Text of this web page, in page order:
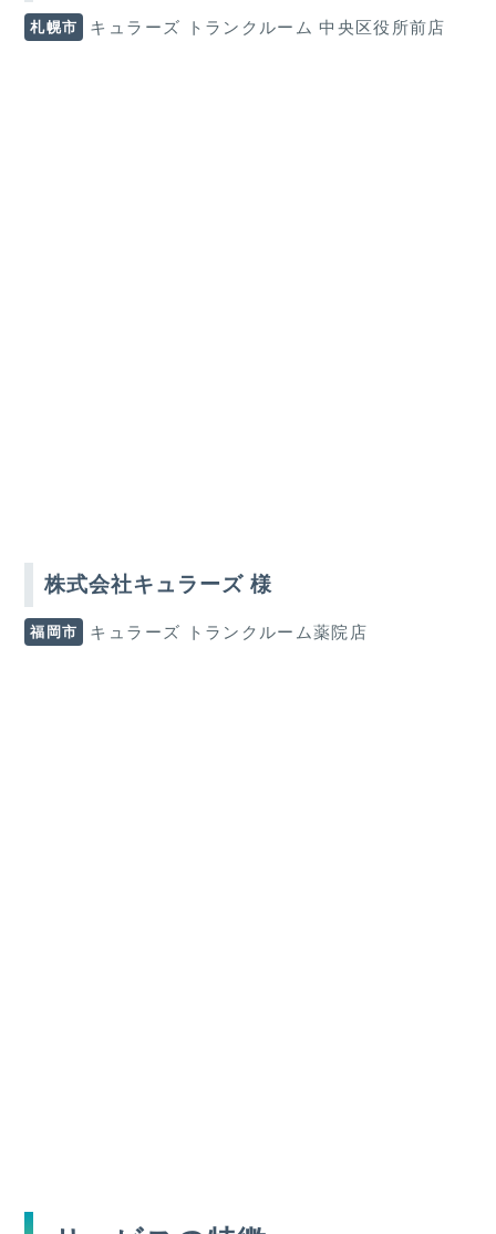
札幌市 キュラーズ トランクルーム 中央区役所前店
株式会社キュラーズ 様
福岡市 キュラーズ トランクルーム薬院店